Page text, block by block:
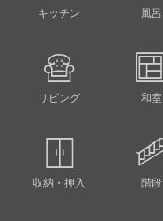
キッチン 風呂
リビング 和室
収納・押入 階段